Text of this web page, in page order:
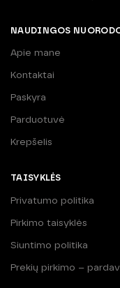
NAUDINGOS
Apie mane
Kontaktai
Paskyra
Parduotuvė
Krepšelis
TAISYKLĖS
Privatumo politika
Pirkimo taisyklės
Siuntimo politika
Prekių pirkimo –